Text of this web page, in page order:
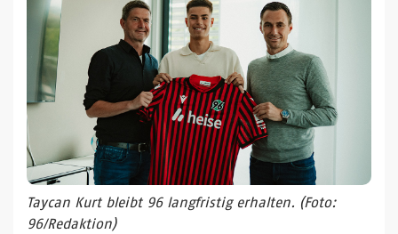
Taycan Kurt bleibt 96 langfristig erhalten. (Foto:
96/Redaktion)